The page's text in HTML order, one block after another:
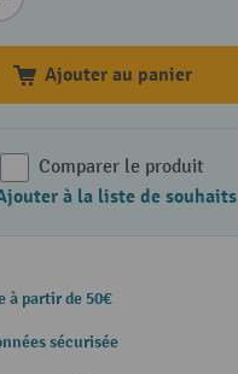
Ajouter au panier
Comparer le produit
à la liste de souhaits
à partir de 50€
sécurisée